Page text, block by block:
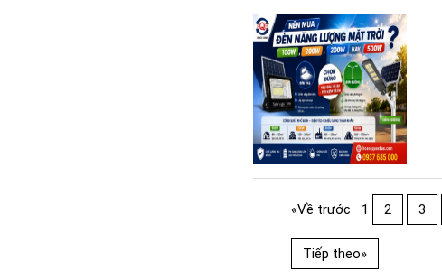
«Về trước 1 2 3
Tiếp theo»